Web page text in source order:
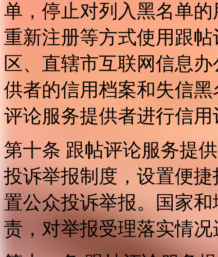
单，停止对列入黑名单
重新注册等方式使用跟
区、直辖市互联网信息
供者的信用档案和失信
评论服务提供者进行信用
第十条 跟帖评论服务提
投诉举报制度，设置便
置公众投诉举报。国家
责，对举报受理落实情